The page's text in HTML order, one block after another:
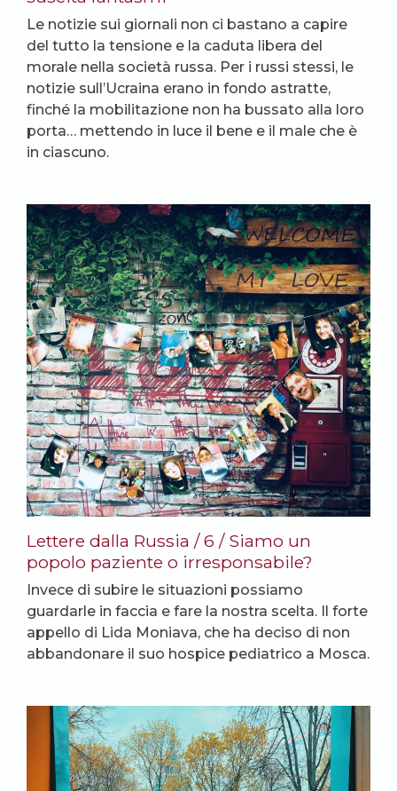
Le notizie sui giornali non ci bastano a capire
del tutto la tensione e la caduta libera del
morale nella società russa. Per i russi stessi, le
notizie sull’Ucraina erano in fondo astratte,
finché la mobilitazione non ha bussato alla loro
porta… mettendo in luce il bene e il male che è
in ciascuno.
Lettere dalla Russia / 6 / Siamo un
popolo paziente o irresponsabile?
Invece di subire le situazioni possiamo
guardarle in faccia e fare la nostra scelta. Il forte
appello di Lida Moniava, che ha deciso di non
abbandonare il suo hospice pediatrico a Mosca.